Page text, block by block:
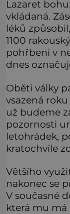
Lazaret
vkládaná.
léků
1100
pohřbeni v
dnes
Oběti války
vsazená
už budeme
pozornosti
letohrádek,
kratochvíle
Většího
nakonec se
V současné
která mu